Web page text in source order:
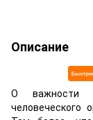
Описание
О важности
человеческого